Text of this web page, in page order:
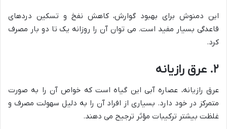
این دمنوش برای بهبود گوارش، کاهش نفخ و تسکین دردهای
قاعدگی بسیار مفید است. می توان آن را روزانه یک تا دو بار مصرف
کرد.
۲. عرق رازیانه
عرق رازیانه، عصاره آبی این گیاه است که خواص آن را به صورت
متمرکز در خود دارد. بسیاری از افراد آن را به دلیل سهولت مصرف و
غلظت بیشتر ترکیبات مؤثر ترجیح می دهند.